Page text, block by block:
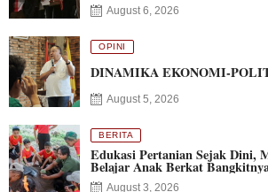
August 6, 2026
OPINI
DINAMIKA EKONOMI-
August 5, 2026
BERITA
Edukasi Pertanian Sejak Dini,
Belajar Anak Berkat
August 3, 2026